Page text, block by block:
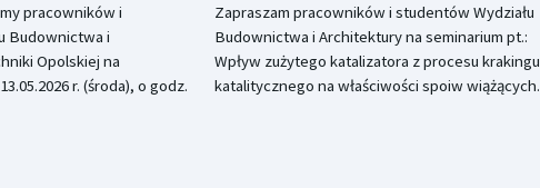
pracowników i
Budownictwa i
Opolskiej na
r. (środa), o godz.
Zapraszam pracowników i studentów Wydziału
Budownictwa i Architektury na seminarium pt.:
Wpływ zużytego katalizatora z procesu krakingu
katalitycznego na właściwości spoiw wiążących.